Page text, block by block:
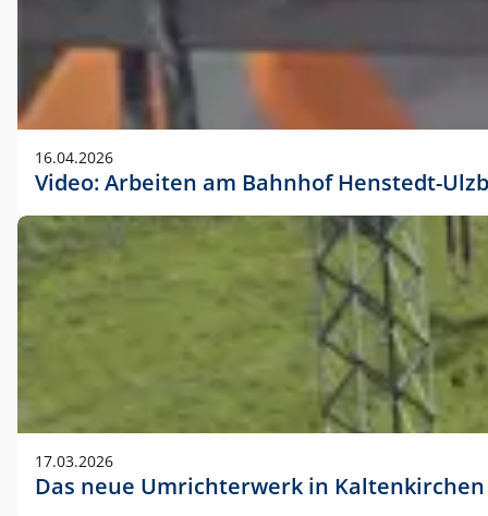
16.04.2026
Video: Arbeiten am Bahnhof Henstedt-
17.03.2026
Das neue Umrichterwerk in Kaltenkirchen